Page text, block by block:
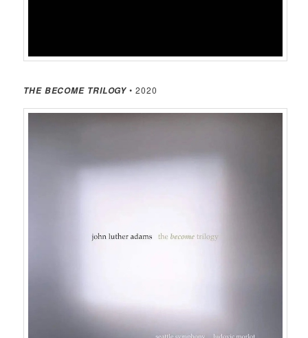
THE BECOME TRILOGY • 2020